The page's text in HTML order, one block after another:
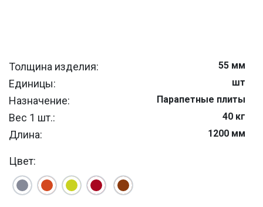
Толщина изделия: 55 мм
Единицы: шт
Назначение: Парапетные плиты
Вес 1 шт.: 40 кг
Длина: 1200 мм
Цвет: